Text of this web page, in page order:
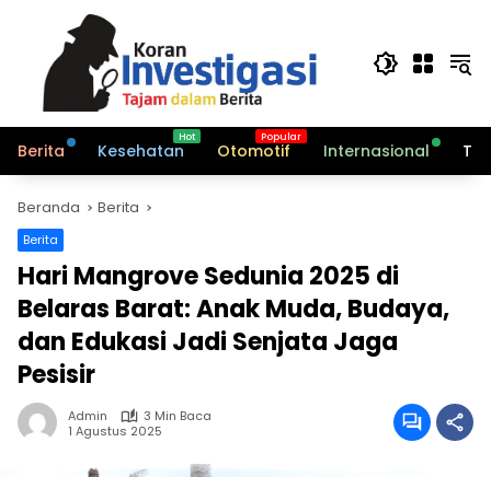
Berita Kesehatan Otomotif Internasional
Beranda Berita
Berita
Hari Mangrove Sedunia 2025 di
Belaras Barat: Anak Muda, Budaya,
dan Edukasi Jadi Senjata Jaga
Pesisir
Admin
3 Min Baca
1 Agustus 2025